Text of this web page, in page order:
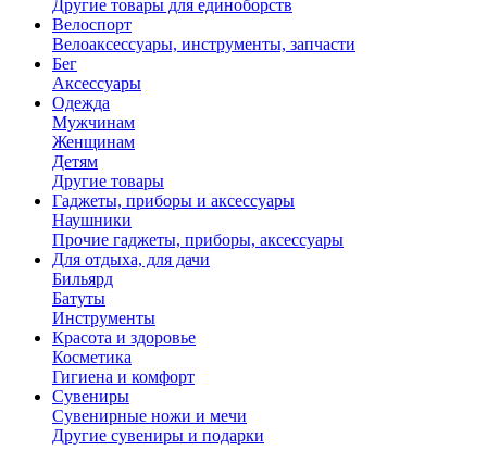
Другие товары для единоборств
Велоспорт
Велоаксессуары, инструменты, запчасти
Бег
Аксессуары
Одежда
Мужчинам
Женщинам
Детям
Другие товары
Гаджеты, приборы и аксессуары
Наушники
Прочие гаджеты, приборы, аксессуары
Для отдыха, для дачи
Бильярд
Батуты
Инструменты
Красота и здоровье
Косметика
Гигиена и комфорт
Сувениры
Сувенирные ножи и мечи
Другие сувениры и подарки